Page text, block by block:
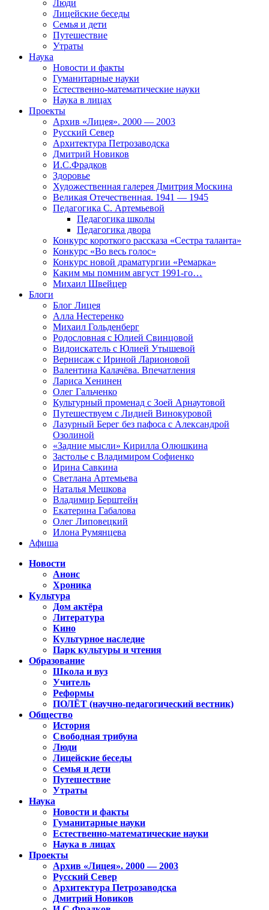
Люди
Лицейские беседы
Семья и дети
Путешествие
Утраты
Наука
Новости и факты
Гуманитарные науки
Естественно-математические науки
Наука в лицах
Проекты
Архив «Лицея». 2000 — 2003
Русский Север
Архитектура Петрозаводска
Дмитрий Новиков
И.С.Фрадков
Здоровье
Художественная галерея Дмитрия Москина
Великая Отечественная. 1941 — 1945
Педагогика С. Артемьевой
Педагогика школы
Педагогика двора
Конкурс короткого рассказа «Сестра таланта»
Конкурс «Во весь голос»
Конкурс новой драматургии «Ремарка»
Каким мы помним август 1991-го…
Михаил Швейцер
Блоги
Блог Лицея
Алла Нестеренко
Михаил Гольденберг
Родословная с Юлией Свинцовой
Видоискатель с Юлией Утышевой
Вернисаж с Ириной Ларионовой
Валентина Калачёва. Впечатления
Лариса Хенинен
Олег Гальченко
Культурный променад с Зоей Арнаутовой
Путешествуем с Лидией Винокуровой
Лазурный Берег без пафоса с Александрой
Озолиной
«Задние мысли» Кирилла Олюшкина
Застолье с Владимиром Софиенко
Ирина Савкина
Светлана Артемьева
Наталья Мешкова
Владимир Берштейн
Екатерина Габалова
Олег Липовецкий
Илона Румянцева
Афиша
Новости
Анонс
Хроника
Культура
Дом актёра
Литература
Кино
Культурное наследие
Парк культуры и чтения
Образование
Школа и вуз
Учитель
Реформы
ПОЛЁТ (научно-педагогический вестник)
Общество
История
Свободная трибуна
Люди
Лицейские беседы
Семья и дети
Путешествие
Утраты
Наука
Новости и факты
Гуманитарные науки
Естественно-математические науки
Наука в лицах
Проекты
Архив «Лицея». 2000 — 2003
Русский Север
Архитектура Петрозаводска
Дмитрий Новиков